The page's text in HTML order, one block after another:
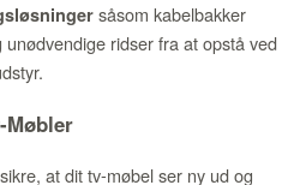
såsom kabelbakker
ridser fra at opstå ved
Møbler
at dit tv-møbel ser ny ud og